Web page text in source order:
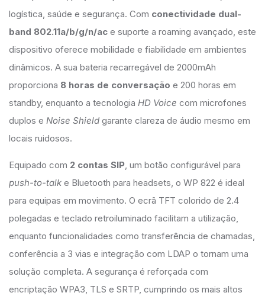
logística, saúde e segurança. Com conectividade dual-
band 802.11a/b/g/n/ac e suporte a roaming avançado, este
dispositivo oferece mobilidade e fiabilidade em ambientes
dinâmicos. A sua bateria recarregável de 2000mAh
proporciona 8 horas de conversação e 200 horas em
standby, enquanto a tecnologia HD Voice com microfones
duplos e Noise Shield garante clareza de áudio mesmo em
locais ruidosos.
Equipado com 2 contas SIP, um botão configurável para
push-to-talk e Bluetooth para headsets, o WP 822 é ideal
para equipas em movimento. O ecrã TFT colorido de 2.4
polegadas e teclado retroiluminado facilitam a utilização,
enquanto funcionalidades como transferência de chamadas,
conferência a 3 vias e integração com LDAP o tornam uma
solução completa. A segurança é reforçada com
encriptação WPA3, TLS e SRTP, cumprindo os mais altos